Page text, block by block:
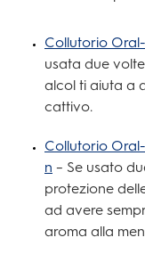
Collutorio
usata due
alcol ti aiuta a
cattivo.
Collutorio
n – Se usato
protezione
ad avere
aroma alla